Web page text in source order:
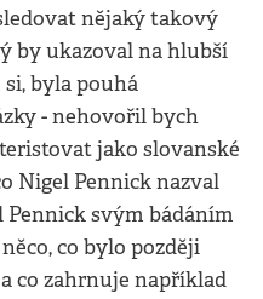
nějaký takový
by ukazoval na hlubší
byla pouhá
- nehovořil bych
jako slovanské
Nigel Pennick nazval
svým bádáním
co bylo později
co zahrnuje například